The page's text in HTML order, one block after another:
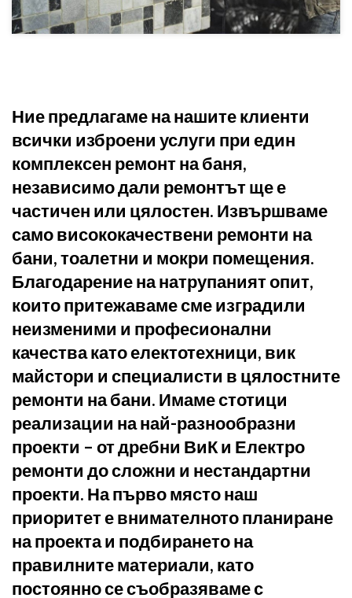
Ние предлагаме на нашите клиенти
всички изброени услуги при един
комплексен ремонт на баня,
независимо дали ремонтът ще е
частичен или цялостен. Извършваме
само висококачествени ремонти на
бани, тоалетни и мокри помещения.
Благодарение на натрупаният опит,
които притежаваме сме изградили
неизменими и професионални
качества като електотехници, вик
майстори и специалисти в цялостните
ремонти на бани. Имаме стотици
реализации на най-разнообразни
проекти – от дребни ВиК и Електро
ремонти до сложни и нестандартни
проекти. На първо място наш
приоритет е внимателното планиране
на проекта и подбирането на
правилните материали, като
постоянно се съобразяваме с